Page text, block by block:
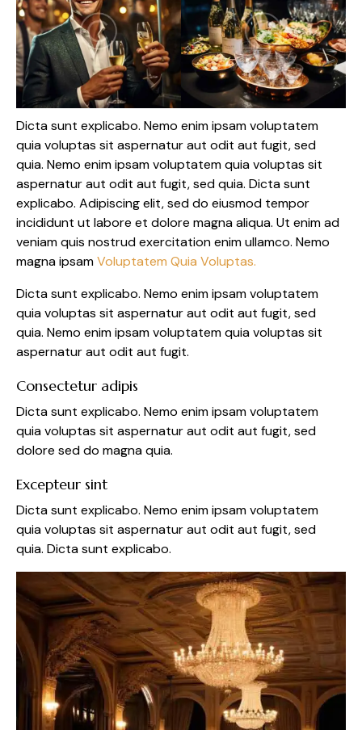
Dicta sunt explicabo. Nemo enim ipsam voluptatem
quia voluptas sit aspernatur aut odit aut fugit, sed
quia. Nemo enim ipsam voluptatem quia voluptas sit
aspernatur aut odit aut fugit, sed quia. Dicta sunt
explicabo. Adipiscing elit, sed do eiusmod tempor
incididunt ut labore et dolore magna aliqua. Ut enim ad
veniam quis nostrud exercitation enim ullamco. Nemo
magna ipsamVoluptatem Quia Voluptas.
Dicta sunt explicabo. Nemo enim ipsam voluptatem
quia voluptas sit aspernatur aut odit aut fugit, sed
quia. Nemo enim ipsam voluptatem quia voluptas sit
aspernatur aut odit aut fugit.
Consectetur adipis
Dicta sunt explicabo. Nemo enim ipsam voluptatem
quia voluptas sit aspernatur aut odit aut fugit, sed
dolore sed do magna quia.
Excepteur sint
Dicta sunt explicabo. Nemo enim ipsam voluptatem
quia voluptas sit aspernatur aut odit aut fugit, sed
quia. Dicta sunt explicabo.